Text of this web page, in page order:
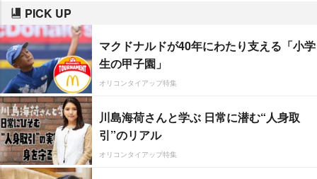
PICK UP
マクドナルドが40年にわたり支える「小学
生の甲子園」
オリコンタイアップ特集
川島海荷さんと学ぶ 日常に潜む“人身取
引”のリアル
オリコンタイアップ特集